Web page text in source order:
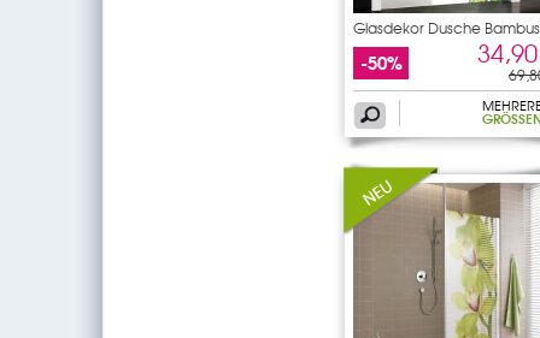
Glasdekor Dusche Bambus
-50%
GRÖSSEN